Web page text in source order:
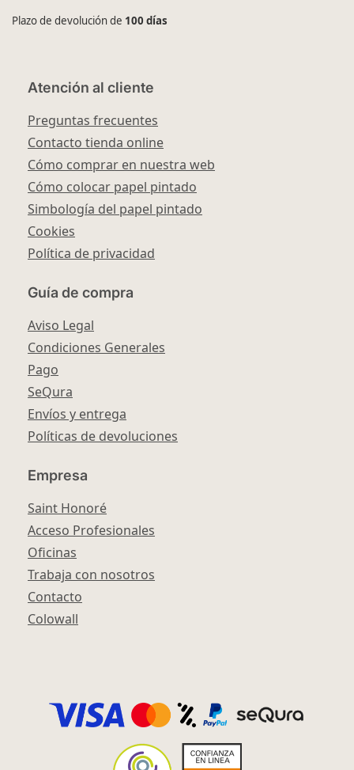
Plazo de devolución de 100 días
Atención al cliente
Preguntas frecuentes
Contacto tienda online
Cómo comprar en nuestra web
Cómo colocar papel pintado
Simbología del papel pintado
Cookies
Política de privacidad
Guía de compra
Aviso Legal
Condiciones Generales
Pago
SeQura
Envíos y entrega
Políticas de devoluciones
Empresa
Saint Honoré
Acceso Profesionales
Oficinas
Trabaja con nosotros
Contacto
Colowall